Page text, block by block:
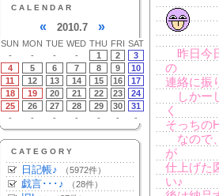
CALENDAR
« 2010.7 »
SUN MON TUE WED THU FRI SAT
-
- - - 1 2
3
4
5 6 7 8 9
10
11
12 13 14 15 16
17
18
19 20 21 22 23
24
25
26 27 28 29 30
31
-
- - - - - -
CATEGORY
日記帳♪ （5972件）
戯言･･･♪ （28件）
昨日今
の
連絡に振
しかー
く
そっちの
なので
が
仕上げた
い♪